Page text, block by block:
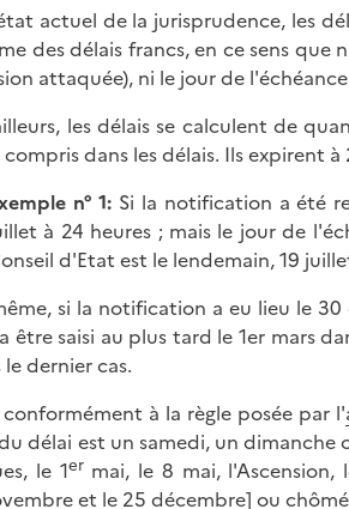
actuel de la jurisprudence, les
des délais francs, en ce sens
attaquée), ni le jour de
les délais se calculent de
compris dans les délais. Ils expirent à
n° 1: Si la notification a été
à 24 heures ; mais le jour de
d'Etat est le lendemain, 19
si la notification a eu lieu le
être saisi au plus tard le 1er mars
dernier cas.
conformément à la règle posée par l'
délai est un samedi, un dimanche
le 1er mai, le 8 mai,
et le 25 décembre] ou